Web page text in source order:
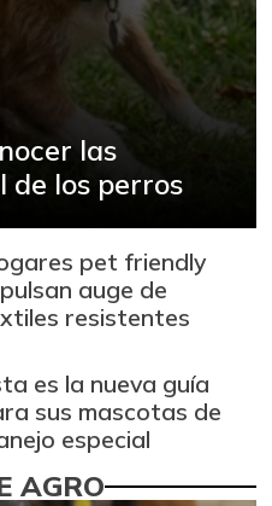
las
de los perros
pet friendly
auge de
resistentes
es la nueva guía
sus mascotas de
especial
AGRO